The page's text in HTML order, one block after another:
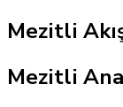
Mezitli
Mezitli